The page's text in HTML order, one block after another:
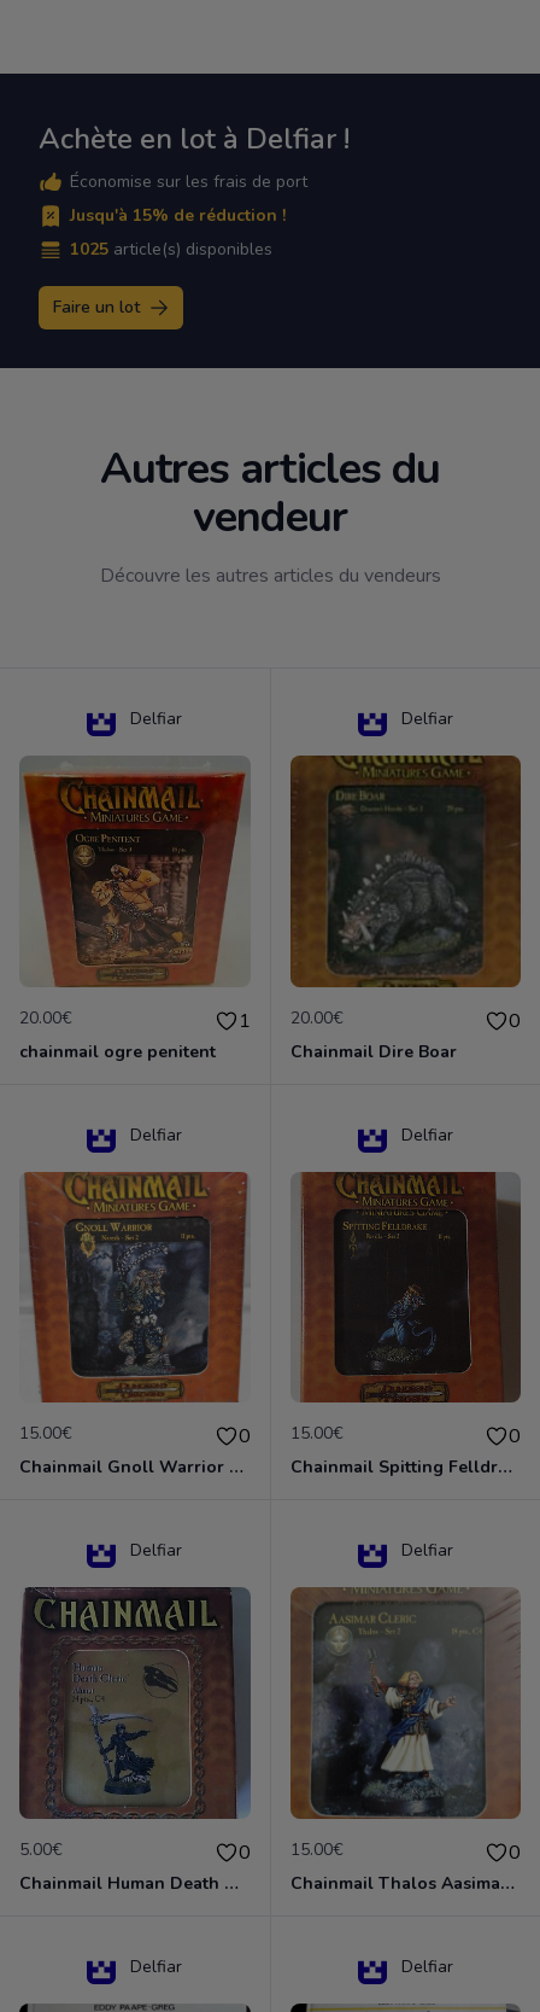
Achète en lot à Delfiar !
Économise sur les frais de port
Jusqu'à 15% de réduction !
1025 article(s) disponibles
Faire un lot
Autres articles du
vendeur
Découvre les autres articles du vendeurs
Delfiar
20.00€ 1
chainmail ogre penitent
Delfiar
20.00€ 0
Chainmail Dire Boar
Delfiar
15.00€ 0
Chainmail Gnoll Warrior Dungeons & Dragons
Delfiar
15.00€ 0
Chainmail Spitting Felldrake
Delfiar
5.00€ 0
Chainmail Human Death Cleric
Delfiar
15.00€ 0
Chainmail Thalos Aasimar Cleric
Delfiar Delfiar